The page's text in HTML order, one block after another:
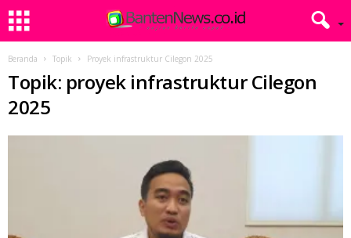
Beranda Topik Proyek infrastruktur Cilegon 2025
Topik: proyek infrastruktur Cilegon
2025